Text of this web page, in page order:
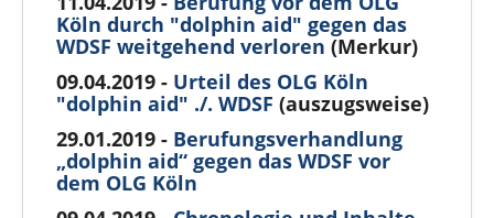
Köln durch "dolphin aid" gegen das
WDSF weitgehend verloren (Merkur)
09.04.2019 - Urteil des OLG Köln
"dolphin aid" ./. WDSF (auszugsweise)
29.01.2019 - Berufungsverhandlung
„dolphin aid“ gegen das WDSF vor
dem OLG Köln